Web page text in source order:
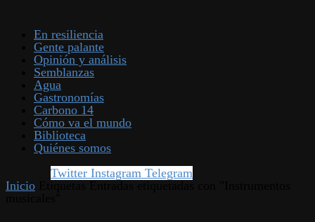
En resiliencia
Gente palante
Opinión y análisis
Semblanzas
Agua
Gastronomías
Carbono 14
Cómo va el mundo
Biblioteca
Quiénes somos
Twitter Instagram Telegram
Inicio